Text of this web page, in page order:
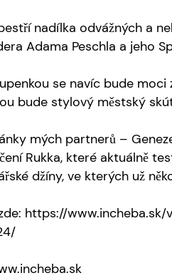
nadílka odvážných a
Adama Peschla a jeho
se navíc bude
bude stylový městský
mých partnerů –
Rukka, které aktuálně
džíny, ve kterých už
https://